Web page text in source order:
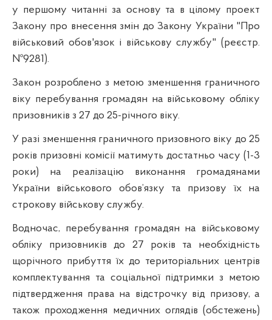
у першому читанні за основу та в цілому проект
Закону про внесення змін до Закону України "Про
військовий обов'язок і військову службу" (реєстр.
№9281 ).
Закон розроблено з метою зменшення граничного
віку перебування громадян на військовому обліку
призовників з 27 до 25-річного віку.
У разі зменшення граничного призовного віку до 25
років призовні комісії матимуть достатньо часу (1-3
роки) на реалізацію виконання громадянами
України військового обов’язку та призову їх на
строкову військову службу.
Водночас, перебування громадян на військовому
обліку призовників до 27 років та необхідність
щорічного прибуття їх до територіальних центрів
комплектування та соціальної підтримки з метою
підтвердження права на відстрочку від призову, а
також проходження медичних оглядів (обстежень)